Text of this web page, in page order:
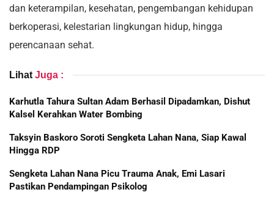
dan keterampilan, kesehatan, pengembangan kehidupan
berkoperasi, kelestarian lingkungan hidup, hingga
perencanaan sehat.
Lihat Juga :
Karhutla Tahura Sultan Adam Berhasil Dipadamkan, Dishut
Kalsel Kerahkan Water Bombing
Taksyin Baskoro Soroti Sengketa Lahan Nana, Siap Kawal
Hingga RDP
Sengketa Lahan Nana Picu Trauma Anak, Emi Lasari
Pastikan Pendampingan Psikolog